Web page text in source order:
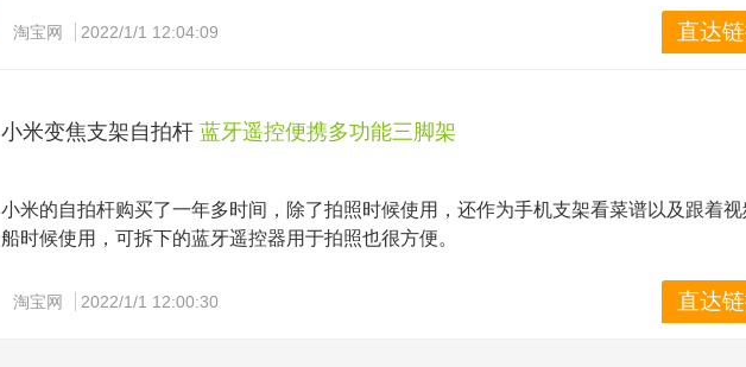
辅刀负责先将胡须提起,主刀再把胡须迅速切断，剃得又短又彻底。米家电动剃须刀，充
航60分钟，刀头可轻松拆卸，清洁更方便。分离式机身，可直接整机冲洗，不留死角。双
淘宝网 2022/1/1 12:04:09 直达
小米变焦支架自拍杆 蓝牙遥控便携多功能三脚架
小米的自拍杆购买了一年多时间，除了拍照时候使用，还作为手机支架看菜谱以及跟着视
船时候使用，可拆下的蓝牙遥控器用于拍照也很方便。
淘宝网 2022/1/1 12:00:30 直达